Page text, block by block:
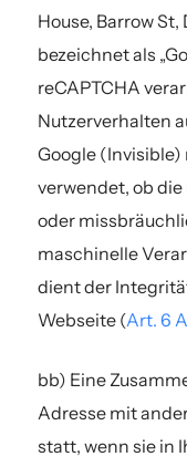
House, Barrow
bezeichnet als
reCAPTCHA
Nutzerverhalten
Google (Invisible)
verwendet, ob
oder
maschinelle
dient der
Webseite (Art. 6
bb) Eine
Adresse mit
statt, wenn sie in